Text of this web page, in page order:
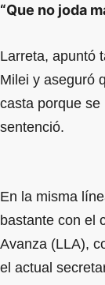
“Que no joda
Larreta, apuntó
Milei y aseguró
casta porque se
sentenció.
En la misma
bastante con el
Avanza (LLA),
el actual